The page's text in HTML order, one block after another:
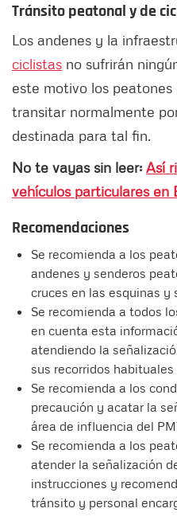
Tránsito peatonal y de
Los andenes y la
ciclistas no sufrirán
este motivo los
transitar normalmente
destinada para tal fin.
No te vayas sin leer: Así
vehículos particulares en
Recomendaciones
Se recomienda a los
andenes y senderos
cruces en las esquinas
Se recomienda a todos
en cuenta esta
atendiendo la
sus recorridos
Se recomienda a los
precaución y acatar la
área de influencia del
Se recomienda a los
atender la señalización
instrucciones y
tránsito y personal